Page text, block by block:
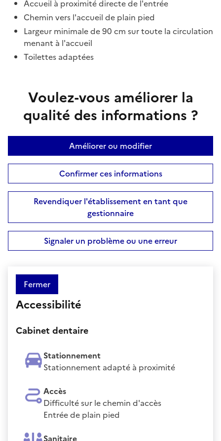
Accueil à proximité directe de l'entrée
Chemin vers l'accueil de plain pied
Largeur minimale de 90 cm sur toute la circulation
menant à l'accueil
Toilettes adaptées
Voulez-vous améliorer la
qualité des informations ?
Améliorer ou modifier
Confirmer ces informations
Revendiquer l'établissement en tant que
gestionnaire
Signaler un problème ou une erreur
Fermer
Accessibilité
Cabinet dentaire
Stationnement
Stationnement adapté à proximité
Accès
Difficulté sur le chemin d'accès
Entrée de plain pied
Sanitaire